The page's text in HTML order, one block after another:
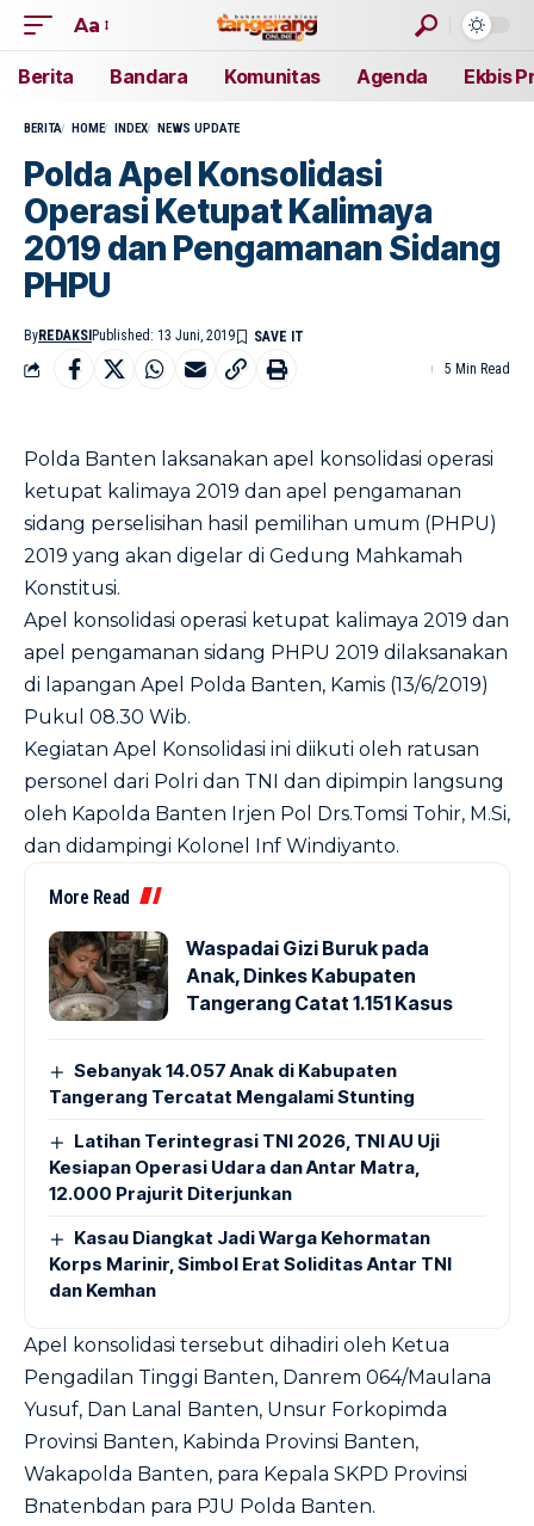
Aa
Berita Bandara Komunitas Agenda Ekbis
BERITA HOME INDEX NEWS UPDATE
Polda Apel Konsolidasi
Operasi Ketupat Kalimaya
2019 dan Pengamanan Sidang
PHPU
ByREDAKSI Published: 13 Juni, 2019
5 Min Read
Polda Banten laksanakan apel konsolidasi operasi
ketupat kalimaya 2019 dan apel pengamanan
sidang perselisihan hasil pemilihan umum (PHPU)
2019 yang akan digelar di Gedung Mahkamah
Konstitusi.
Apel konsolidasi operasi ketupat kalimaya 2019 dan
apel pengamanan sidang PHPU 2019 dilaksanakan
di lapangan Apel Polda Banten, Kamis (13/6/2019)
Pukul 08.30 Wib.
Kegiatan Apel Konsolidasi ini diikuti oleh ratusan
personel dari Polri dan TNI dan dipimpin langsung
oleh Kapolda Banten Irjen Pol Drs.Tomsi Tohir, M.Si,
dan didampingi Kolonel Inf Windiyanto.
More Read
Waspadai Gizi Buruk pada
Anak, Dinkes Kabupaten
Tangerang Catat 1.151 Kasus
Sebanyak 14.057 Anak di Kabupaten
Tangerang Tercatat Mengalami Stunting
Latihan Terintegrasi TNI 2026, TNI AU Uji
Kesiapan Operasi Udara dan Antar Matra,
12.000 Prajurit Diterjunkan
Kasau Diangkat Jadi Warga Kehormatan
Korps Marinir, Simbol Erat Soliditas Antar TNI
dan Kemhan
Apel konsolidasi tersebut dihadiri oleh Ketua
Pengadilan Tinggi Banten, Danrem 064/Maulana
Yusuf, Dan Lanal Banten, Unsur Forkopimda
Provinsi Banten, Kabinda Provinsi Banten,
Wakapolda Banten, para Kepala SKPD Provinsi
Bnatenbdan para PJU Polda Banten.